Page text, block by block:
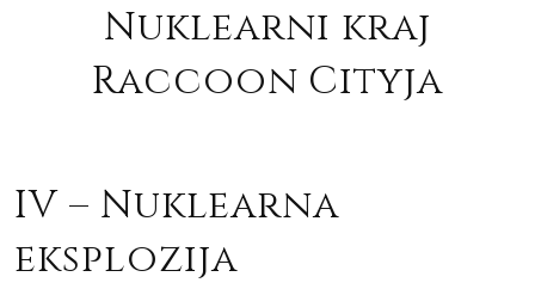
Nuklearni kraj
Raccoon Cityja
IV – Nuklearna
eksplozija